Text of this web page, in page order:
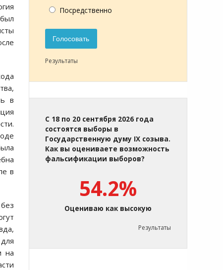
в
в
на
Посредственно
Голосовать
Результаты
С 18 по 20 сентября 2026 года
состоятся выборы в
Государственную думу IX созыва.
Как вы оцениваете возможность
фальсификации выборов?
54.2%
Оцениваю как высокую
Результаты